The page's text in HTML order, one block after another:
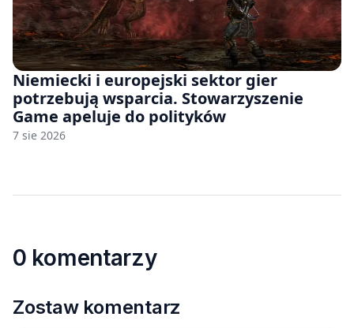
Niemiecki i europejski sektor gier
potrzebują wsparcia. Stowarzyszenie
Game apeluje do polityków
7 sie 2026
0 komentarzy
Zostaw komentarz